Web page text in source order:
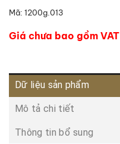
Mã: 1200g.013
Giá chưa bao gồm VAT
Dữ liệu sản phẩm
Mô tả chi tiết
Thông tin bổ sung